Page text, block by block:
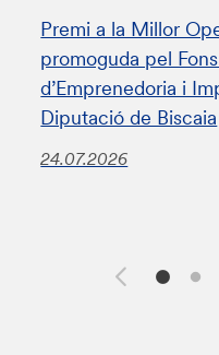
Premi a la Millor
promoguda pel
d’Emprenedoria i
Diputació de Biscaia
24.07.2026